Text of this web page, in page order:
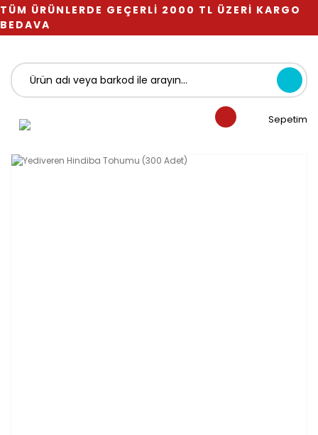
TÜM ÜRÜNLERDE GEÇERLİ 2000 TL ÜZERİ KARGO
BEDAVA
Sepetim